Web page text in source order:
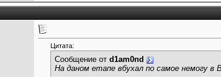
Цитата:
Сообщение от d1am0nd
На даном етапе вбухал по самое немогу в